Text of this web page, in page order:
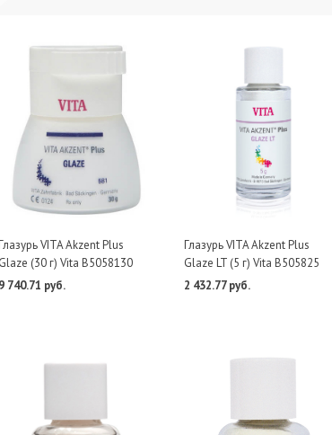
VITA Akzent Plus
Glaze (30 г) Vita B5058130
9 740.71 руб.
Глазурь VITA Akzent Plus
Glaze LT (5 г) Vita B505825
2 432.77 руб.